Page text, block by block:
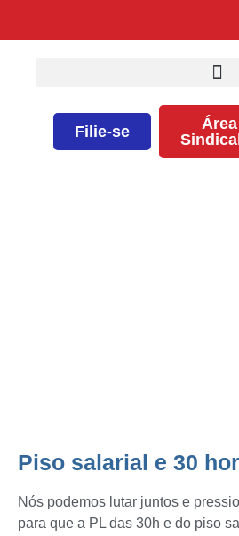
Filie-se
Piso salarial e 30
Nós podemos lutar juntos e
para que a PL das 30h e do piso